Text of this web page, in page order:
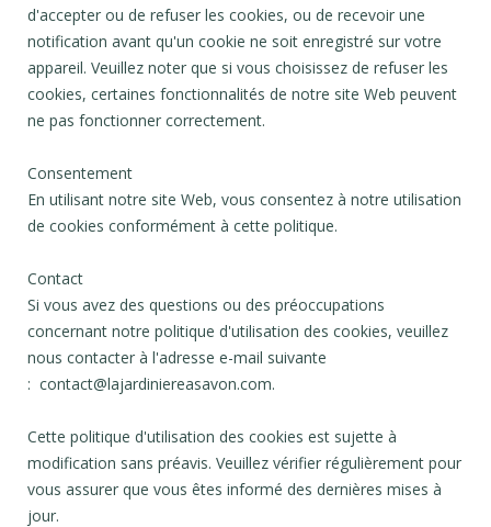
d'accepter ou de refuser les cookies, ou de recevoir une
notification avant qu'un cookie ne soit enregistré sur votre
appareil. Veuillez noter que si vous choisissez de refuser les
cookies, certaines fonctionnalités de notre site Web peuvent
ne pas fonctionner correctement.
Consentement
En utilisant notre site Web, vous consentez à notre utilisation
de cookies conformément à cette politique.
Contact
Si vous avez des questions ou des préoccupations
concernant notre politique d'utilisation des cookies, veuillez
nous contacter à l'adresse e-mail suivante
: contact@lajardiniereasavon.com.
Cette politique d'utilisation des cookies est sujette à
modification sans préavis. Veuillez vérifier régulièrement pour
vous assurer que vous êtes informé des dernières mises à
jour.